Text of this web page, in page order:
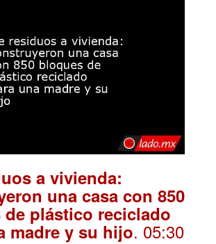
a vivienda:
una casa con 850
plástico reciclado
madre y su hijo. 05:30